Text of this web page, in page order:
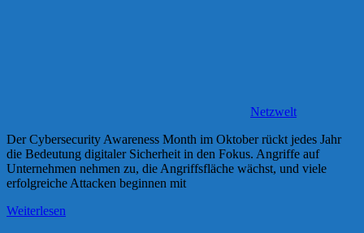
Netzwelt
Der Cybersecurity Awareness Month im Oktober rückt jedes Jahr
die Bedeutung digitaler Sicherheit in den Fokus. Angriffe auf
Unternehmen nehmen zu, die Angriffsfläche wächst, und viele
erfolgreiche Attacken beginnen mit
Weiterlesen